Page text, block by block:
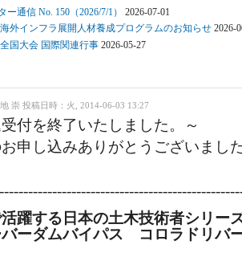
動
ー通信 No. 150（2026/7/1）
2026-07-01
外インフラ展開人材養成プログラムのお知らせ 2026-
国大会 国際関連行事 2026-05-27
崇 投稿日時：火, 2014-06-03 13:27
付を終了いたしました。～
申し込みありがとうございまし
躍する日本の土木技術者シリ
バーダムバイパス コロラドリバ